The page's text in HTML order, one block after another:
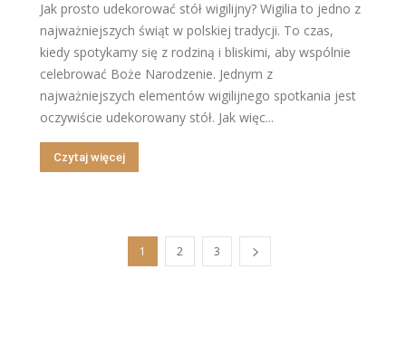
Jak prosto udekorować stół wigilijny? Wigilia to jedno z
najważniejszych świąt w polskiej tradycji. To czas,
kiedy spotykamy się z rodziną i bliskimi, aby wspólnie
celebrować Boże Narodzenie. Jednym z
najważniejszych elementów wigilijnego spotkania jest
oczywiście udekorowany stół. Jak więc...
Czytaj więcej
1 2 3